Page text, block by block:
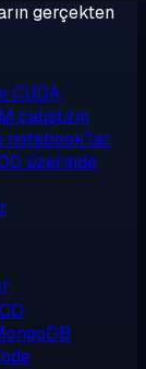
gerçekten
CUDA
çalıştırın
notebook'lar
üzerinde